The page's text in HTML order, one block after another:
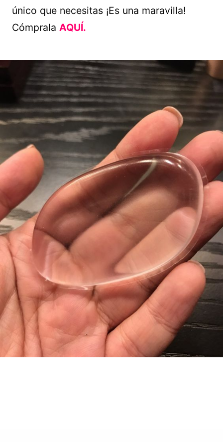
único que necesitas ¡Es una maravilla!
Cómprala AQUÍ.